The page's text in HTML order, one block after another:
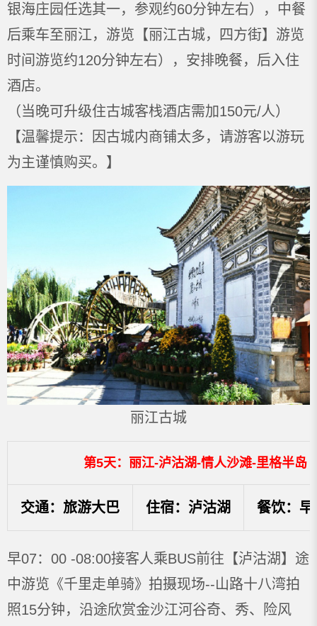
银海庄园任选其一，参观约60分钟左右），中餐
后乘车至丽江，游览【丽江古城，四方街】游览
时间游览约120分钟左右），安排晚餐，后入住
酒店。
（当晚可升级住古城客栈酒店需加150元/人）
【温馨提示：因古城内商铺太多，请游客以游玩
为主谨慎购买。】
丽江古城
第5天：丽江-泸沽湖-情人沙滩-里格半岛
交通：旅游大巴 住宿：泸沽湖 餐饮：
早07：00 -08:00接客人乘BUS前往【泸沽湖】途
中游览《千里走单骑》拍摄现场--山路十八湾拍
照15分钟，沿途欣赏金沙江河谷奇、秀、险风